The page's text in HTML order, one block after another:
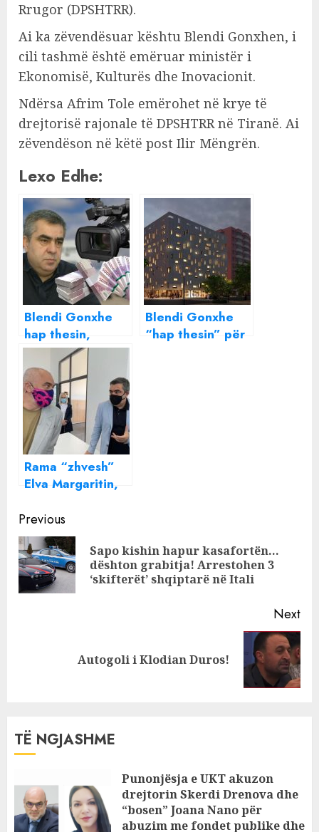
Rrugor (DPSHTRR).
Ai ka zëvendësuar kështu Blendi Gonxhen, i
cili tashmë është emëruar ministër i
Ekonomisë, Kulturës dhe Inovacionit.
Ndërsa Afrim Tole emërohet në krye të
drejtorisë rajonale të DPSHTRR në Tiranë. Ai
zëvendëson në këtë post Ilir Mëngrën.
Lexo Edhe:
Blendi Gonxhe
hap thesin,
tender 160 mijë
për propagande
Blendi Gonxhe
“hap thesin” për
Rama “zhvesh”
Elva Margaritin,
ministër
Continue
Reading
Previous
Sapo kishin hapur kasafortën…
dështon grabitja! Arrestohen 3
‘skifterët’ shqiptarë në Itali
Next
Autogoli i Klodian Duros!
TË NGJASHME
Punonjësja e UKT akuzon
drejtorin Skerdi Drenova dhe
“bosen” Joana Nano për
abuzim me fondet publike dhe